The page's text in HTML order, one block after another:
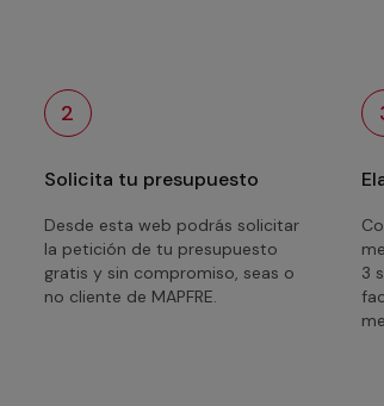
2
Solicita tu presupuesto
Desde esta web podrás solicitar
la petición de tu presupuesto
gratis y sin compromiso, seas o
no cliente de MAPFRE.
3